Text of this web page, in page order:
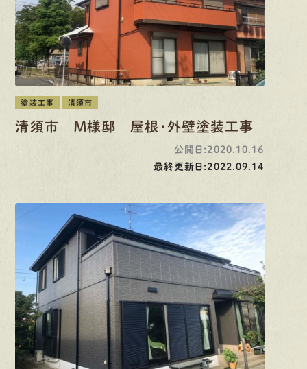
塗装工事 清須市
清須市 Ｍ様邸 屋根・外壁塗装工事
公開日:2020.10.16
最終更新日:2022.09.14